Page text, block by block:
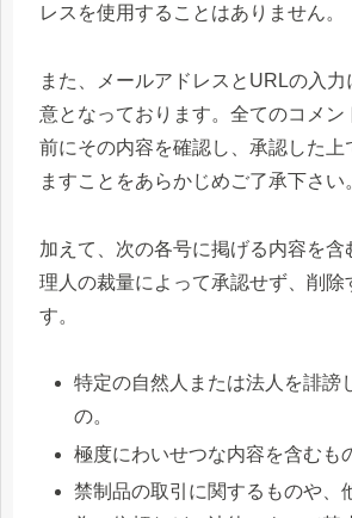
レスを使用することはありません。
また、メールアドレスとURLの入
意となっております。全てのコメン
前にその内容を確認し、承認した上
ますことをあらかじめご了承下さい
加えて、次の各号に掲げる内容を含
理人の裁量によって承認せず、削除
す。
特定の自然人または法人を誹謗
の。
極度にわいせつな内容を含むも
禁制品の取引に関するものや、